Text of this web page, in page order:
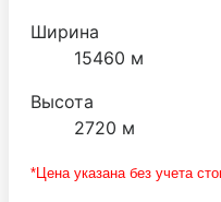
Ширина
15460 м
Высота
2720 м
*Цена указана без учета